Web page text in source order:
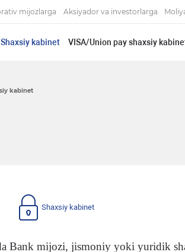
mijozlarga Aksiyador va investorlarga
Shaxsiy kabinet VISA/Union pay shaxsiy
kabinet
Shaxsiy kabinet
Bank mijozi, jismoniy yoki yuridik